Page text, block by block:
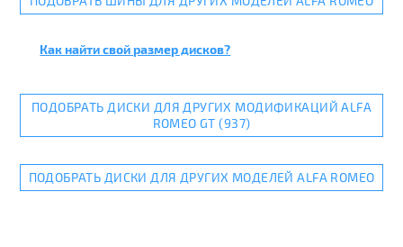
Как найти свой размер дисков?
ПОДОБРАТЬ ДИСКИ ДЛЯ ДРУГИХ МОДИФИКАЦИЙ ALFA
ROMEO GT (937)
ПОДОБРАТЬ ДИСКИ ДЛЯ ДРУГИХ МОДЕЛЕЙ ALFA ROMEO